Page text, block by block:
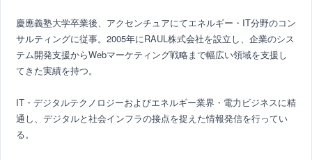
慶應義塾大学卒業後、アクセンチュアにてエネルギー・IT分野のコン
サルティングに従事。2005年にRAUL株式会社を設立し、企業のシス
テム開発支援からWebマーケティング戦略まで幅広い領域を支援し
てきた実績を持つ。
IT・デジタルテクノロジーおよびエネルギー業界・電力ビジネスに精
通し、デジタルと社会インフラの接点を捉えた情報発信を行ってい
る。